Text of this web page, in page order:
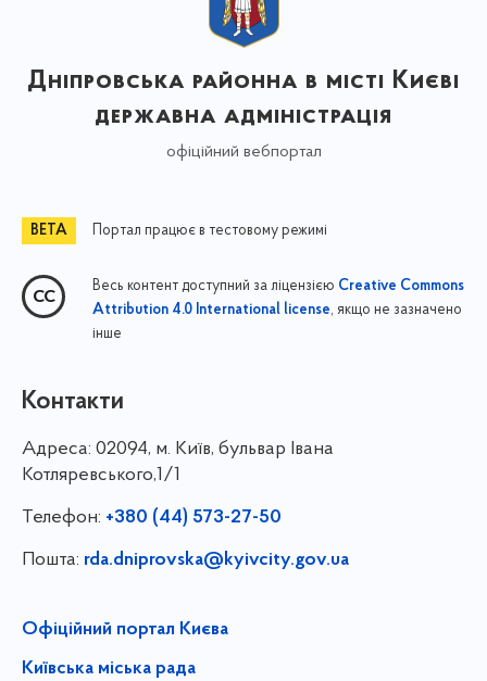
Дніпровська районна в місті Києві
державна адміністрація
офіційний вебпортал
Портал працює в тестовому режимі
Весь контент доступний за ліцензією Creative Commons
Attribution 4.0 International license, якщо не зазначено
інше
Контакти
Адреса: 02094, м. Київ, бульвар Івана
Котляревського,1/1
Телефон: +380 (44) 573-27-50
Пошта: rda.dniprovska@kyivcity.gov.ua
Офіційний портал Києва
Київська міська рада